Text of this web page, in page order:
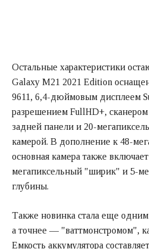
Остальные характеристики
Galaxy M21 2021 Edition
9611, 6,4-дюймовым дисплеем
разрешением FullHD+, сканером
задней панели и 20-
камерой. В дополнение к 48-
основная камера также
мегапиксельный "ширик" и 5-
глубины.
Также новинка стала еще
а точнее — "ваттмонстромом",
Емкость аккумулятора